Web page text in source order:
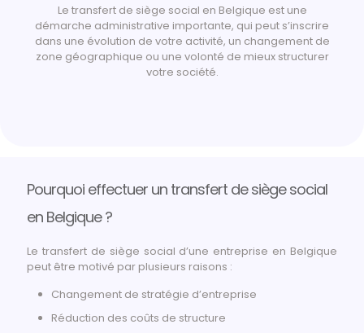
Le transfert de siège social en Belgique est une
démarche administrative importante, qui peut s’inscrire
dans une évolution de votre activité, un changement de
zone géographique ou une volonté de mieux structurer
votre société.
Pourquoi effectuer un transfert de siège social
en Belgique ?
Le transfert de siège social d’une entreprise en Belgique
peut être motivé par plusieurs raisons :
Changement de stratégie d’entreprise
Réduction des coûts de structure